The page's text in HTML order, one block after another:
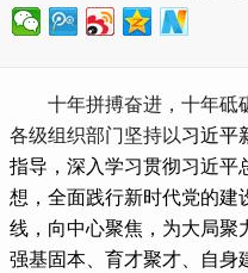
十年拼搏奋进，十年砥
各级组织部门坚持以习近平
指导，深入学习贯彻习近平
想，全面践行新时代党的建
线，向中心聚焦，为大局聚
强基固本、育才聚才、自身